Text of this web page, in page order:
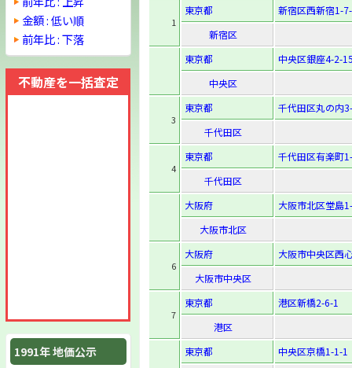
金額 : 低い順
前年比 : 下落
不動産を一括査定
1991年 地価公示
1
東京都
新宿区西新宿1-
新宿区
東京都
中央区銀座4-2-
中央区
3
東京都
千代田区丸の内
千代田区
4
東京都
千代田区有楽町
千代田区
大阪府
大阪市北区堂島
大阪市北区
6
大阪府
大阪市中央区西
大阪市中央区
7
東京都
港区新橋2-6-1
港区
東京都
中央区京橋1-1-1